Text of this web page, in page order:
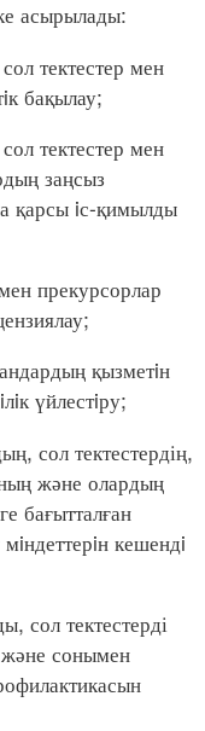
асырылады:
тектестер мен
бақылау;
тектестер мен
заңсыз
қарсы iс-қимылды
прекурсорлар
қызметiн
үйлестiру;
сол тектестердің,
және олардың
бағытталған
кешендi
сол тектестерді
сонымен